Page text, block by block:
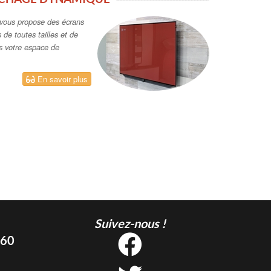
propose des écrans
de toutes tailles et de
votre espace de
En savoir plus
Suivez-nous !